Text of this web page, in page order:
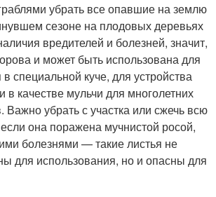
убрать все опавшие на землю
сезоне на плодовых деревьях
вредителей и болезней, значит,
и может быть использована для
специальной куче, для устройства
в качестве мульчи для многолетних
убрать с участка или сжечь всю
она поражена мучнистой росой,
болезнями — такие листья не
для использования, но и опасны для